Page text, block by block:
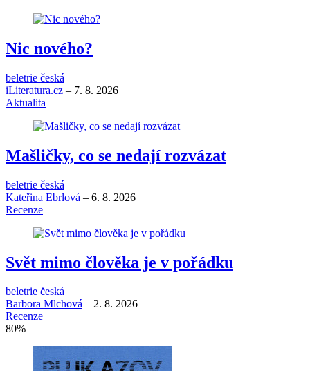
Nic nového?
beletrie česká
iLiteratura.cz – 7. 8. 2026
Aktualita
Mašličky, co se nedají rozvázat
beletrie česká
Kateřina Ebrlová – 6. 8. 2026
Recenze
Svět mimo člověka je v pořádku
beletrie česká
Barbora Mlchová – 2. 8. 2026
Recenze
80%